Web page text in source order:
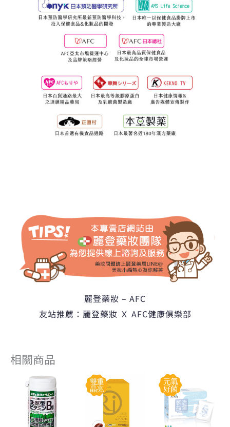
麗登藥妝 – AFC
友站推薦：麗登藥妝 Ｘ AFC健康俱樂部
相關商品
NT$ 1,200。
目
前
價
格：
NT$ 800。
NT$ 2,600。
NT$ 1,750。
始
價
格：
NT$
前
價
格：
NT$